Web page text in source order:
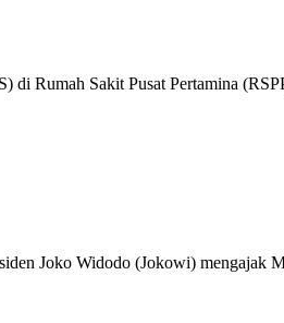
Rumah Sakit Pusat Pertamina
Joko Widodo (Jokowi) mengajak